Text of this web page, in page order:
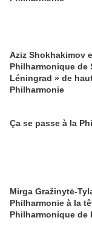
Aziz Shokhakimov
Philharmonique de
Léningrad » de
Philharmonie
Ça se passe à la
Mirga Gražinytė-
Philharmonie à la
Philharmonique de